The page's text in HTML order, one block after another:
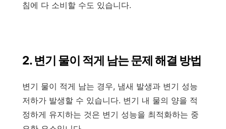
침에 다 소비할 수도 있습니다.
2. 변기 물이 적게 남는 문제 해결 방법
변기 물이 적게 남는 경우, 냄새 발생과 변기 성능
저하가 발생할 수 있습니다. 변기 내 물의 양을 적
정하게 유지하는 것은 변기 성능을 최적화하는 중